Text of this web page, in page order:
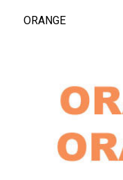
ORANGE